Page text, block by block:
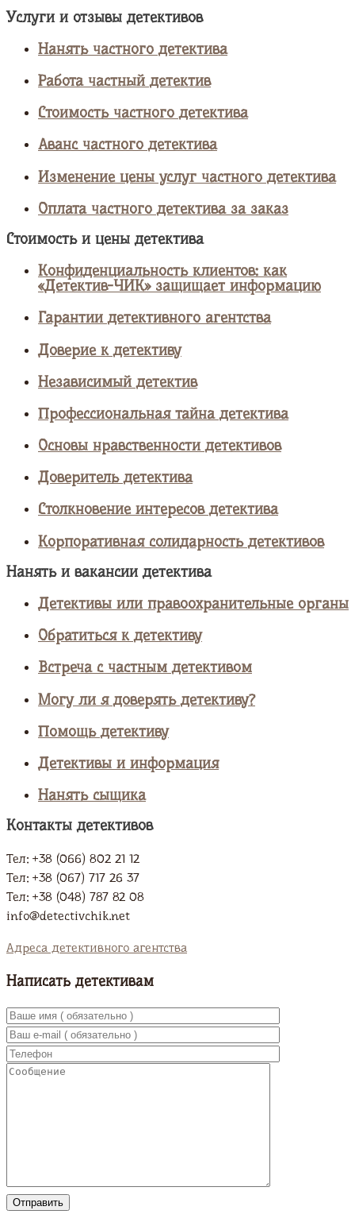
Услуги и отзывы детективов
Нанять частного детектива
Работа частный детектив
Стоимость частного детектива
Аванс частного детектива
Изменение цены услуг частного детектива
Оплата частного детектива за заказ
Стоимость и цены детектива
Конфиденциальность клиентов: как
«Детектив-ЧИК» защищает информацию
Гарантии детективного агентства
Доверие к детективу
Независимый детектив
Профессиональная тайна детектива
Основы нравственности детективов
Доверитель детектива
Столкновение интересов детектива
Корпоративная солидарность детективов
Нанять и вакансии детектива
Детективы или правоохранительные органы
Обратиться к детективу
Встреча с частным детективом
Могу ли я доверять детективу?
Помощь детективу
Детективы и информация
Нанять сыщика
Контакты детективов
Тел: +38 (066) 802 21 12
Тел: +38 (067) 717 26 37
Тел: +38 (048) 787 82 08
info@detectivchik.net
Адреса детективного агентства
Написать детективам